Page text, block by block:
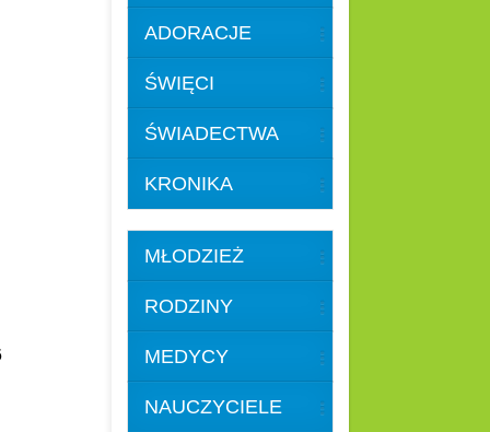
ADORACJE
ŚWIĘCI
ŚWIADECTWA
KRONIKA
MŁODZIEŻ
RODZINY
MEDYCY
NAUCZYCIELE